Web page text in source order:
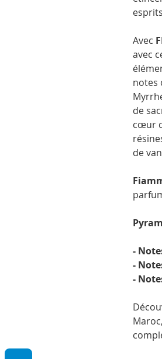
Avec
avec
notes
de
cœur
de
-
-
-